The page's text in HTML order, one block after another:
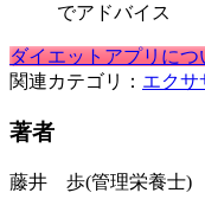
でアドバイス
ダイエットアプリに
関連カテゴリ： エクサ
著者
藤井 歩(管理栄養士)